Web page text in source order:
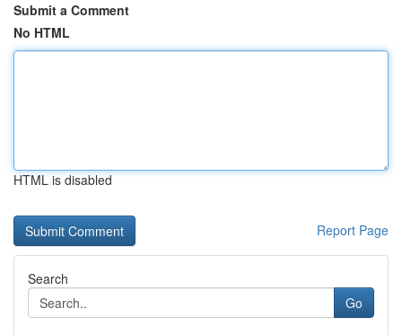
Submit a Comment
No HTML
HTML is disabled
Report Page
Search
Go